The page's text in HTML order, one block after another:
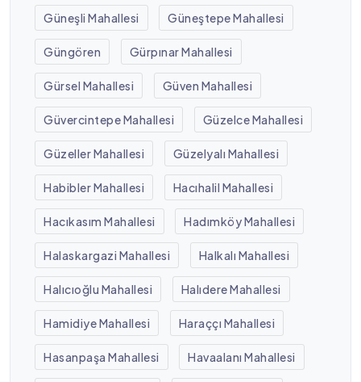
Güneşli Mahallesi Güneştepe Mahallesi
Güngören Gürpınar Mahallesi
Gürsel Mahallesi Güven Mahallesi
Güvercintepe Mahallesi Güzelce Mahallesi
Güzeller Mahallesi Güzelyalı Mahallesi
Habibler Mahallesi Hacıhalil Mahallesi
Hacıkasım Mahallesi Hadımköy Mahallesi
Halaskargazi Mahallesi Halkalı Mahallesi
Halıcıoğlu Mahallesi Halıdere Mahallesi
Hamidiye Mahallesi Haraççı Mahallesi
Hasanpaşa Mahallesi Havaalanı Mahallesi